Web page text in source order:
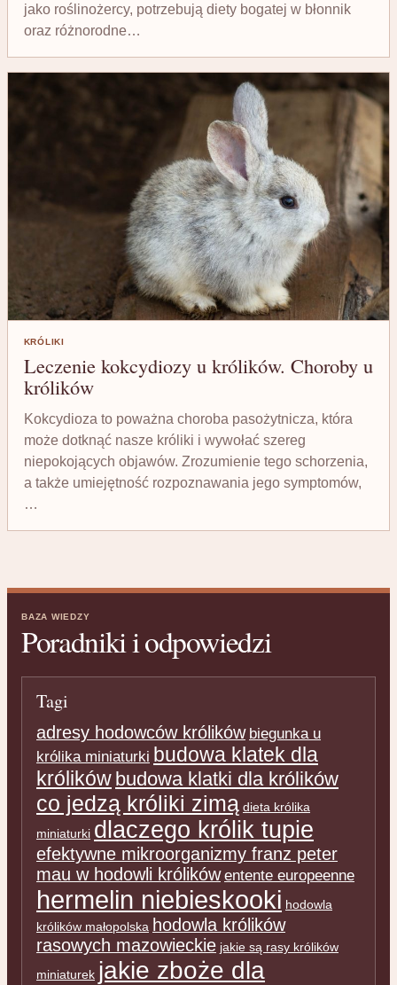
jako roślinożercy, potrzebują diety bogatej w błonnik
oraz różnorodne…
KRÓLIKI
Leczenie kokcydiozy u królików. Choroby u
królików
Kokcydioza to poważna choroba pasożytnicza, która
może dotknąć nasze króliki i wywołać szereg
niepokojących objawów. Zrozumienie tego schorzenia,
a także umiejętność rozpoznawania jego symptomów,
…
BAZA WIEDZY
Poradniki i odpowiedzi
Tagi
adresy hodowców królików biegunka u
królika miniaturki budowa klatek dla
królików budowa klatki dla królików
co jedzą króliki zimą dieta królika
miniaturki dlaczego królik tupie
efektywne mikroorganizmy franz peter
mau w hodowli królików entente europeenne
hermelin niebieskooki hodowla
królików małopolska hodowla królików
rasowych mazowieckie jakie są rasy królików
miniaturek jakie zboże dla